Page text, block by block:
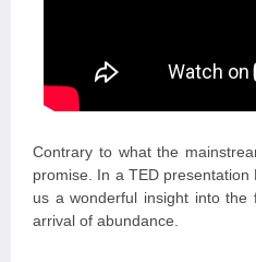
Contrary to what the
promise. In a TED
us a wonderful insight into
arrival of abundance.